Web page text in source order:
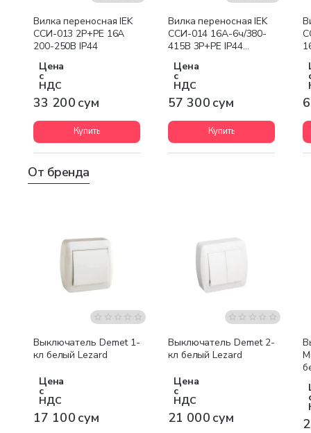
Вилка переносная IEK
ССИ-013 2P+PE 16А
200-250В IP44
Цена
с
НДС
33 200 сум
Купить
Вилка переносная IEK
ССИ-014 16А-6ч/380-
415В 3Р+РЕ IP44
Цена
с
НДС
57 300 сум
Купить
От бренда
Выключатель Demet 1-
кл белый Lezard
Цена
с
НДС
17 100 сум
Выключатель Demet 2-
кл белый Lezard
Цена
с
НДС
21 000 сум